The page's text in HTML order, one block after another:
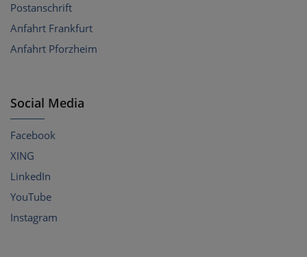
Postanschrift
Anfahrt Frankfurt
Anfahrt Pforzheim
Social Media
Facebook
XING
LinkedIn
YouTube
Instagram